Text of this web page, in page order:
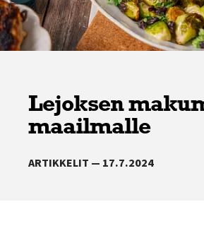
Lejoksen
maailmalle
ARTIKKELIT — 17.7.2024